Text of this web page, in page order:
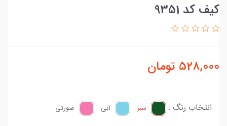
کیف کد 9351
528,000 تومان
انتخاب رنگ : سبز آبی صورتی